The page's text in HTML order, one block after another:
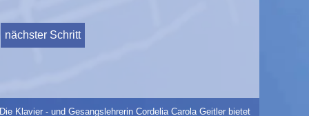
nächster Schritt
Die Klavier - und Gesangslehrerin Cordelia Carola Geitler bietet